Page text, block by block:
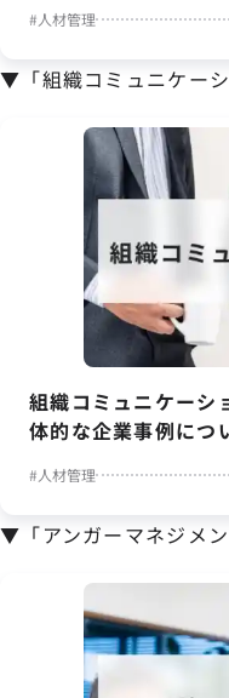
#人材管理
▼「組織コミュニケー
組織コミュニケーシ
体的な企業事例につ
#人材管理
▼「アンガーマネジメ